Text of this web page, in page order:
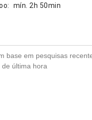
: mín. 2h 50min
base em pesquisas
última hora